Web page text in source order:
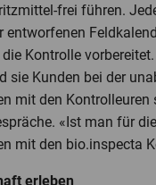
frei führen.
entworfenen
Kontrolle
sie Kunden bei der
mit den
«Ist man für
mit den bio.inspecta
erleben